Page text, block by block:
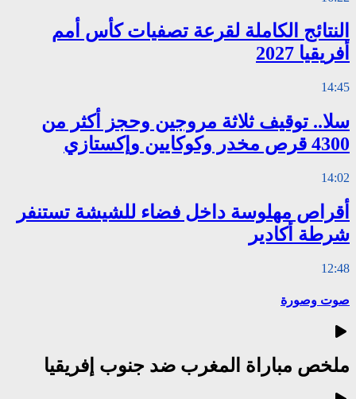
النتائج الكاملة لقرعة تصفيات كأس أمم
أفريقيا 2027
14:45
سلا.. توقيف ثلاثة مروجين وحجز أكثر من
4300 قرص مخدر وكوكايين وإكستازي
14:02
أقراص مهلوسة داخل فضاء للشيشة تستنفر
شرطة أكادير
12:48
صوت وصورة
ملخص مباراة المغرب ضد جنوب إفريقيا